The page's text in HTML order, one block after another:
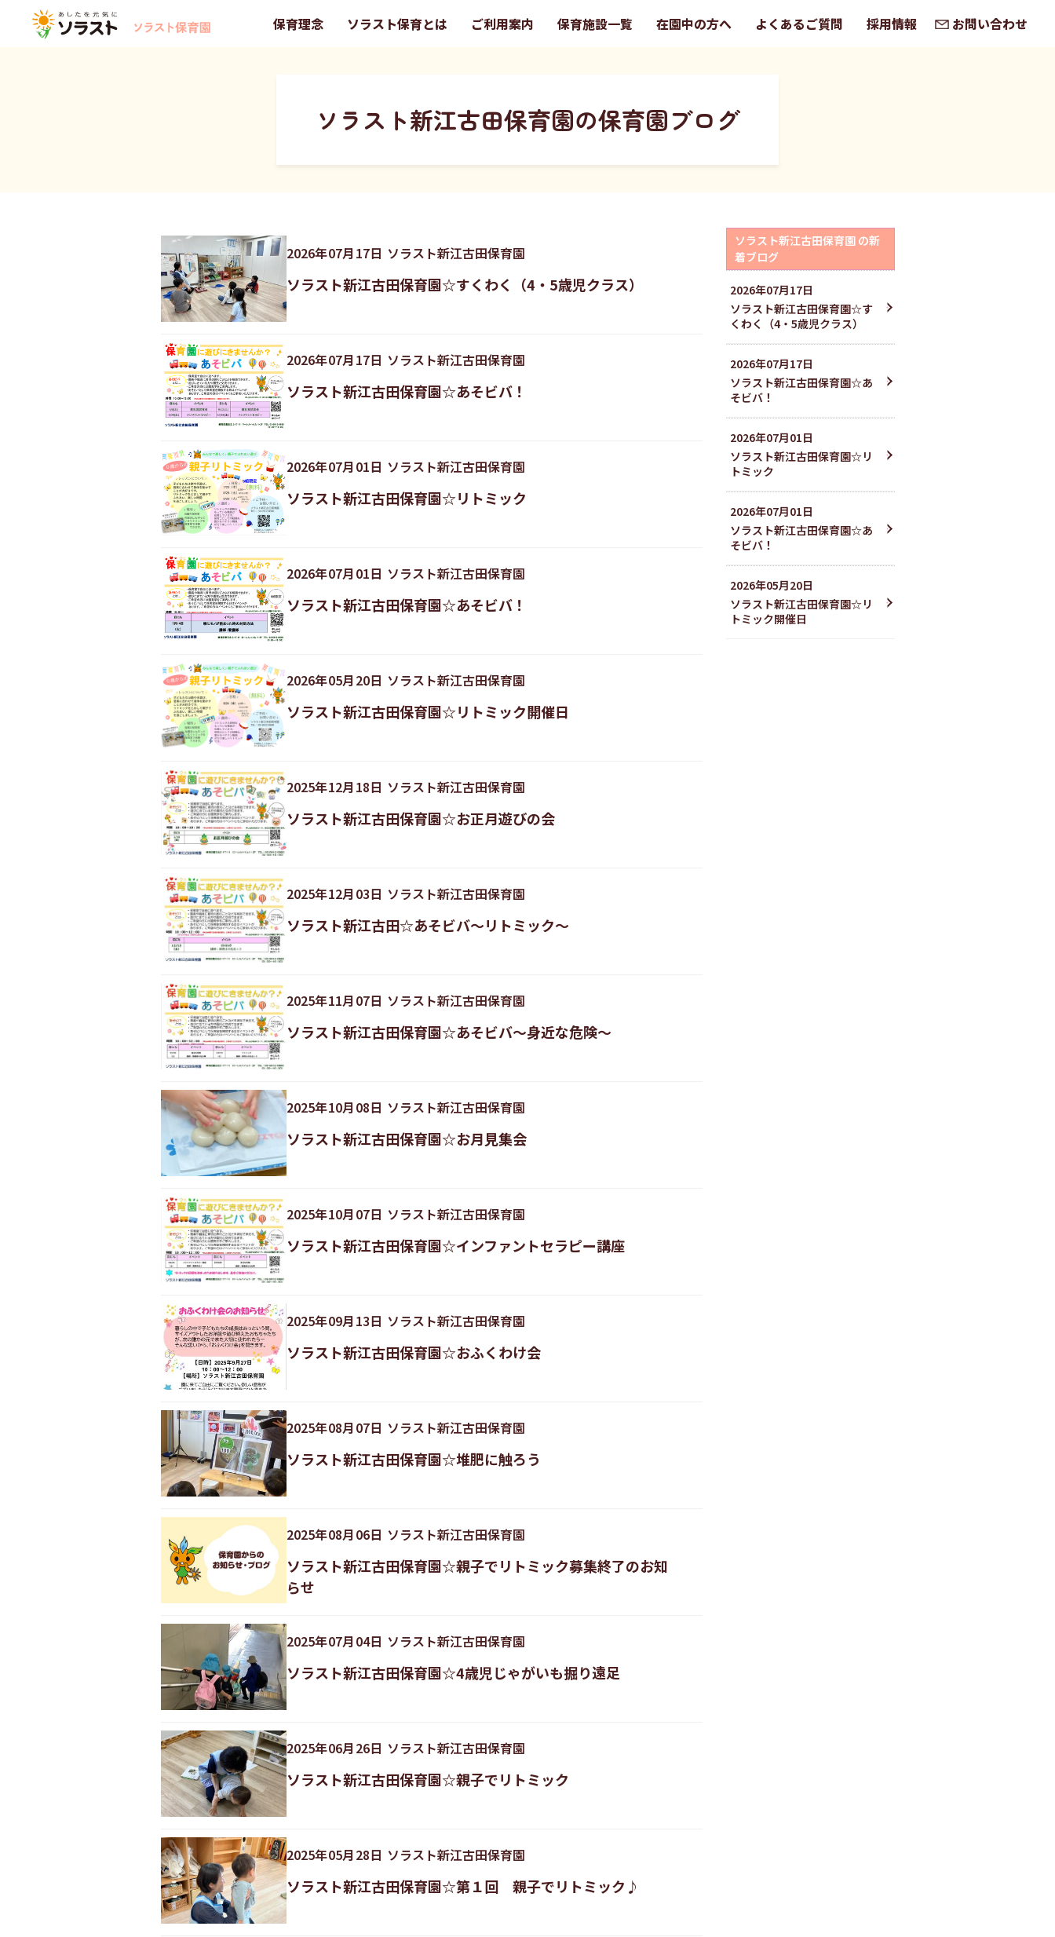
保育理念 ソラスト保育とは ご利用案内 保育施設一覧 在園中の方へ よくあるご質問 採用情報 お問い合わせ
ソラスト新江古田保育園の保育園ブログ
2026年07月17日 ソラスト新江古田保育園
ソラスト新江古田保育園☆すくわく（4・5歳児クラス）
2026年07月17日 ソラスト新江古田保育園
ソラスト新江古田保育園☆あそビバ！
2026年07月01日 ソラスト新江古田保育園
ソラスト新江古田保育園☆リトミック
2026年07月01日 ソラスト新江古田保育園
ソラスト新江古田保育園☆あそビバ！
2026年05月20日 ソラスト新江古田保育園
ソラスト新江古田保育園☆リトミック開催日
2025年12月18日 ソラスト新江古田保育園
ソラスト新江古田保育園☆お正月遊びの会
2025年12月03日 ソラスト新江古田保育園
ソラスト新江古田☆あそビバ～リトミック～
2025年11月07日 ソラスト新江古田保育園
ソラスト新江古田保育園☆あそビバ～身近な危険～
2025年10月08日 ソラスト新江古田保育園
ソラスト新江古田保育園☆お月見集会
2025年10月07日 ソラスト新江古田保育園
ソラスト新江古田保育園☆インファントセラピー講座
2025年09月13日 ソラスト新江古田保育園
ソラスト新江古田保育園☆おふくわけ会
2025年08月07日 ソラスト新江古田保育園
ソラスト新江古田保育園☆堆肥に触ろう
2025年08月06日 ソラスト新江古田保育園
ソラスト新江古田保育園☆親子でリトミック募集終了のお知
らせ
2025年07月04日 ソラスト新江古田保育園
ソラスト新江古田保育園☆4歳児じゃがいも掘り遠足
2025年06月26日 ソラスト新江古田保育園
ソラスト新江古田保育園☆親子でリトミック
2025年05月28日 ソラスト新江古田保育園
ソラスト新江古田保育園☆第１回 親子でリトミック♪
ソラスト新江古田保育園 の新
着ブログ
2026年07月17日
ソラスト新江古田保育園☆す
くわく（4・5歳児クラス）
2026年07月17日
ソラスト新江古田保育園☆あ
そビバ！
2026年07月01日
ソラスト新江古田保育園☆リ
トミック
2026年07月01日
ソラスト新江古田保育園☆あ
そビバ！
2026年05月20日
ソラスト新江古田保育園☆リ
トミック開催日